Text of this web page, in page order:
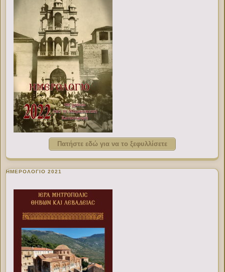
Πατήστε εδώ για να το ξεφυλλίσετε
ΗΜΕΡΟΛΟΓΙΟ 2021